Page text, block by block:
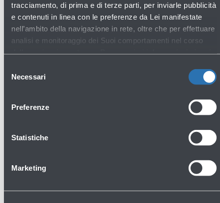
tracciamento, di prima e di terze parti, per inviarle pubblicità
e contenuti in linea con le preferenze da Lei manifestate
nell’ambito della navigazione in rete, oltre che per effettuare
analisi e monitoraggio dei Suoi comportamenti nel corso
La preghiamo di consultare l'
delNecessari
Preferenze
Statistiche
Marketing
gallery